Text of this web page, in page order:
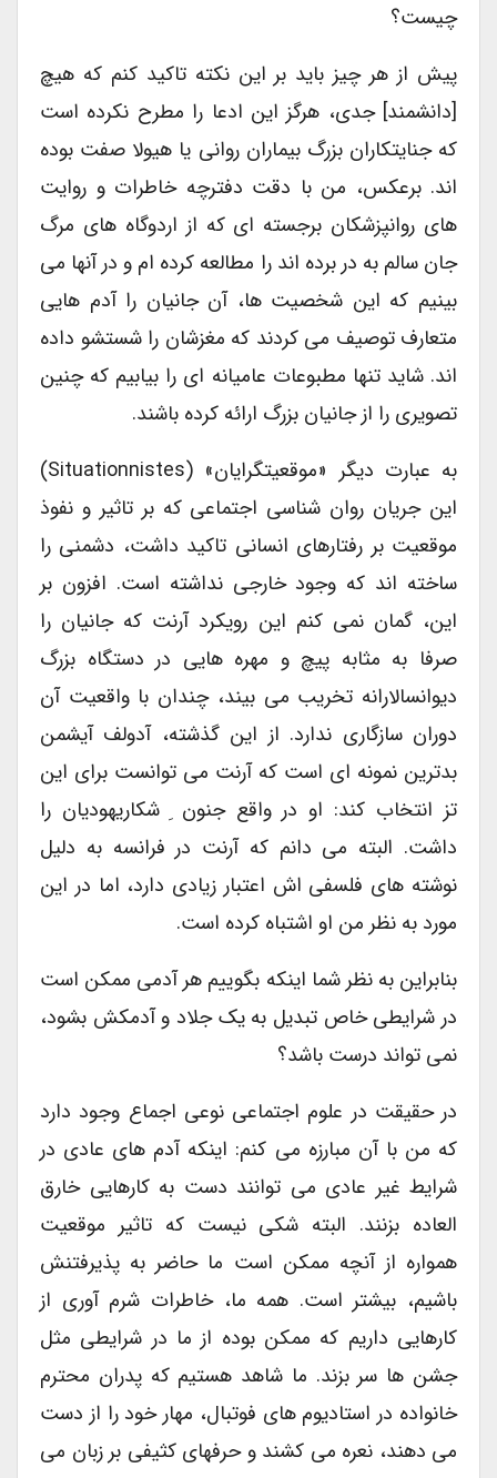
چیست؟
پیش از هر چیز باید بر این نکته تاکید کنم که هیچ
[دانشمند] جدی، هرگز این ادعا را مطرح نکرده است
که جنایتکاران بزرگ بیماران روانی یا هیولا صفت بوده
اند. برعکس، من با دقت دفترچه خاطرات و روایت
های روانپزشکان برجسته ای که از اردوگاه های مرگ
جان سالم به در برده اند را مطالعه کرده ام و در آنها می
بینیم که این شخصیت ها، آن جانیان را آدم هایی
متعارف توصیف می کردند که مغزشان را شستشو داده
اند. شاید تنها مطبوعات عامیانه ای را بیابیم که چنین
تصویری را از جانیان بزرگ ارائه کرده باشند.
به عبارت دیگر «موقعیتگرایان» (situationnistes)
این جریان روان شناسی اجتماعی که بر تاثیر و نفوذ
موقعیت بر رفتارهای انسانی تاکید داشت، دشمنی را
ساخته اند که وجود خارجی نداشته است. افزون بر
این، گمان نمی کنم این رویکرد آرنت که جانیان را
صرفا به مثابه پیچ و مهره هایی در دستگاه بزرگ
دیوانسالارانه تخریب می بیند، چندان با واقعیت آن
دوران سازگاری ندارد. از این گذشته، آدولف آیشمن
بدترین نمونه ای است که آرنت می توانست برای این
تز انتخاب کند: او در واقع جنون ِ شکاریهودیان را
داشت. البته می دانم که آرنت در فرانسه به دلیل
نوشته های فلسفی اش اعتبار زیادی دارد، اما در این
مورد به نظر من او اشتباه کرده است.
بنابراین به نظر شما اینکه بگوییم هر آدمی ممکن است
در شرایطی خاص تبدیل به یک جلاد و آدمکش بشود،
نمی تواند درست باشد؟
در حقیقت در علوم اجتماعی نوعی اجماع وجود دارد
که من با آن مبارزه می کنم: اینکه آدم های عادی در
شرایط غیر عادی می توانند دست به کارهایی خارق
العاده بزنند. البته شکی نیست که تاثیر موقعیت
همواره از آنچه ممکن است ما حاضر به پذیرفتنش
باشیم، بیشتر است. همه ما، خاطرات شرم آوری از
کارهایی داریم که ممکن بوده از ما در شرایطی مثل
جشن ها سر بزند. ما شاهد هستیم که پدران محترم
خانواده در استادیوم های فوتبال، مهار خود را از دست
می دهند، نعره می کشند و حرفهای کثیفی بر زبان می